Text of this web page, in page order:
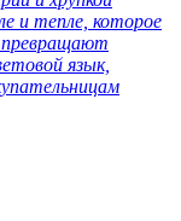
и тепле, которое
язык,